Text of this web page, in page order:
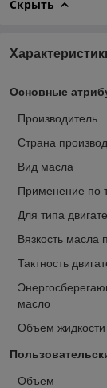
Скрыть
Основные
Производитель
Страна
Вид масла
Применение по
Для типа
Вязкость масла
Тактность
масло
Объем жидкости
Объем